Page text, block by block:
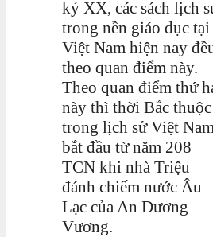
kỷ XX, các sách lịch
trong nền giáo dục tại
Việt Nam hiện nay
theo quan điểm này.
Theo quan điểm thứ
này thì thời Bắc thuộc
trong lịch sử Việt Nam
bắt đầu từ năm 208
TCN khi nhà Triệu
đánh chiếm nước Âu
Lạc của An Dương
Vương.